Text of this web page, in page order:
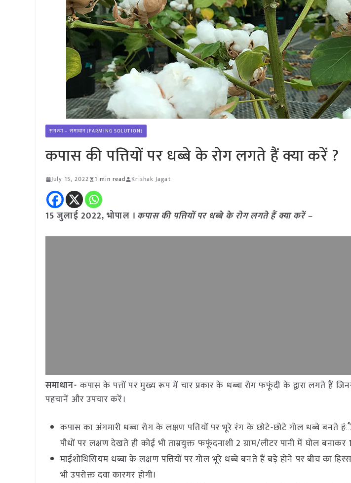
समस्या – समाधान (FARMING SOLUTION)
कपास की पत्तियों पर धब्बे के रोग लगते हैं क्या करें ?
July 15, 2022 1 min read Krishak Jagat
15 जुलाई 2022, भोपाल । कपास की पत्तियों पर धब्बे के रोग लगते हैं क्या करें –
समाधान- कपास के पत्तों पर मुख्य रूप में चार प्रकार के धब्बा रोग फफूंदी के द्वारा लगते हैं
पहचानें और उपचार करें।
कपास का अंगमारी धब्बा रोग के लक्षण पत्तियों पर भूरे रंग के छोटे-छोटे गोल धब्बे
पौधों पर लक्षण देखते ही कोई भी ताम्रयुक्त फफूंदनाशी 2 ग्राम/लीटर पानी में घोल
माईशोथिसियम धब्बा के लक्षण पत्तियों पर गोल भूरे धब्बे बनते हैं बड़े होने पर बीच का
भी उपरोक्त दवा कारगर होगी।